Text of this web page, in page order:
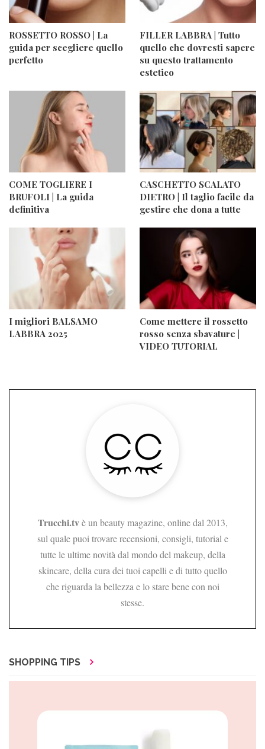
ROSSETTO ROSSO | La
guida per scegliere quello
perfetto
FILLER LABBRA | Tutto
quello che dovresti sapere
su questo trattamento
estetico
COME TOGLIERE I
BRUFOLI | La guida
definitiva
CASCHETTO SCALATO
DIETRO | Il taglio facile da
gestire che dona a tutte
I migliori BALSAMO
LABBRA 2025
Come mettere il rossetto
rosso senza sbavature |
VIDEO TUTORIAL
Trucchi.tvè un beauty magazine, online dal 2013,
sul quale puoi trovare recensioni, consigli, tutorial e
tutte le ultime novità dal mondo del makeup, della
skincare, della cura dei tuoi capelli e di tutto quello
che riguarda la bellezza e lo stare bene con noi
stesse.
SHOPPING TIPS